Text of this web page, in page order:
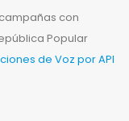
con
Popular
de Voz por API